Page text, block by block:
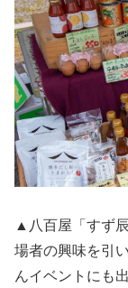
▲八百屋「すず
場者の興味を引
んイベントにも